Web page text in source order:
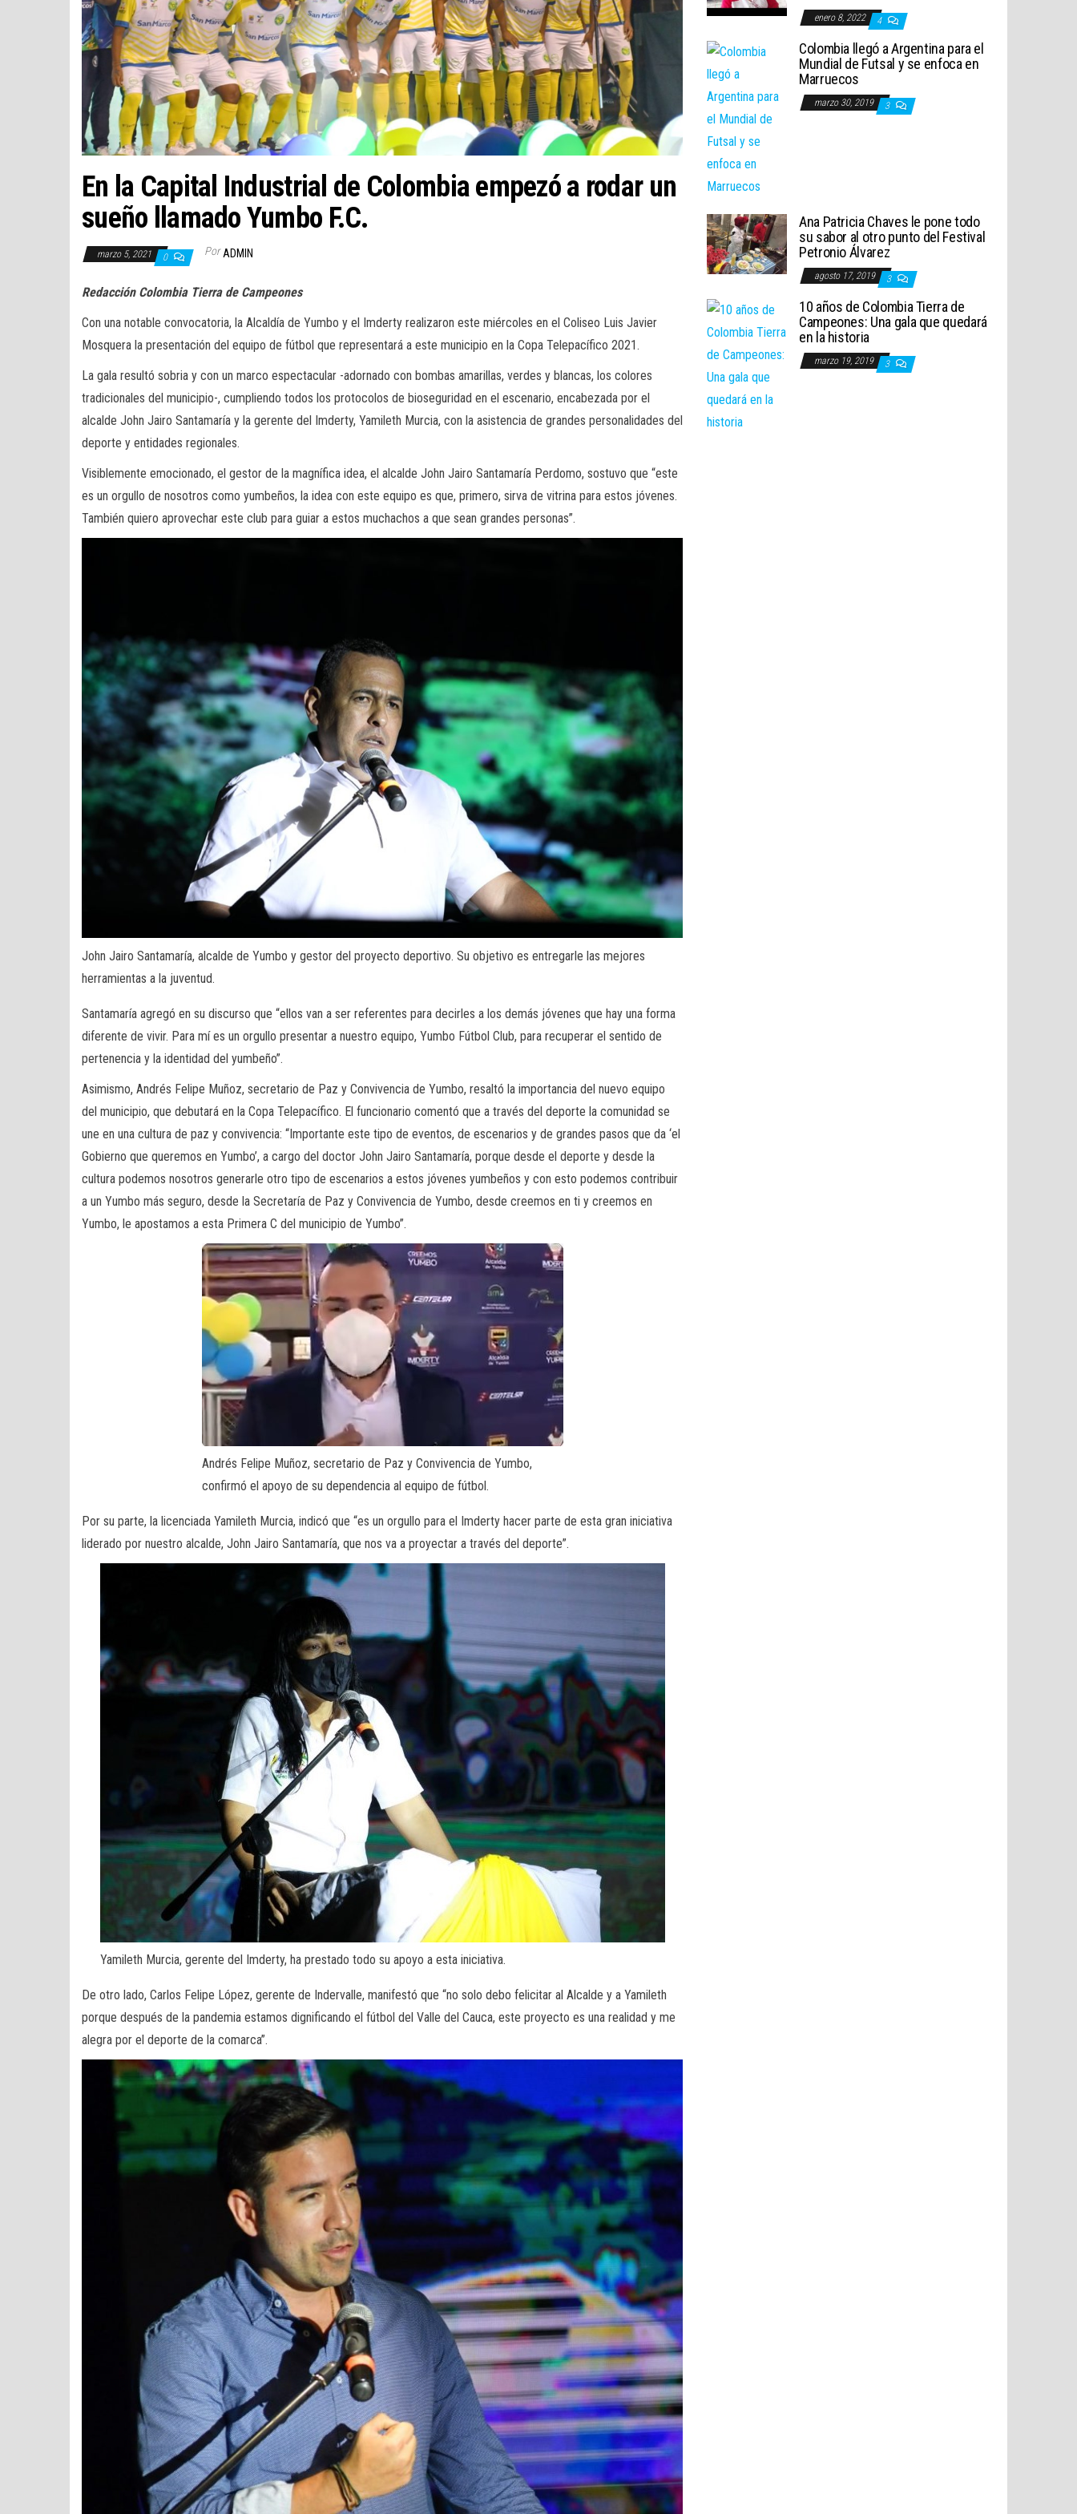
En la Capital Industrial de Colombia empezó a rodar un
sueño llamado Yumbo F.C.
marzo 5, 2021 0 Por ADMIN
Redacción Colombia Tierra de Campeones
Con una notable convocatoria, la Alcaldía de Yumbo y el Imderty realizaron este miércoles en el Coliseo Luis Javier
Mosquera la presentación del equipo de fútbol que representará a este municipio en la Copa Telepacífico 2021.
La gala resultó sobria y con un marco espectacular -adornado con bombas amarillas, verdes y blancas, los colores
tradicionales del municipio-, cumpliendo todos los protocolos de bioseguridad en el escenario, encabezada por el
alcalde John Jairo Santamaría y la gerente del Imderty, Yamileth Murcia, con la asistencia de grandes personalidades del
deporte y entidades regionales.
Visiblemente emocionado, el gestor de la magnífica idea, el alcalde John Jairo Santamaría Perdomo, sostuvo que “este
es un orgullo de nosotros como yumbeños, la idea con este equipo es que, primero, sirva de vitrina para estos jóvenes.
También quiero aprovechar este club para guiar a estos muchachos a que sean grandes personas”.
John Jairo Santamaría, alcalde de Yumbo y gestor del proyecto deportivo. Su objetivo es entregarle las mejores
herramientas a la juventud.
Santamaría agregó en su discurso que “ellos van a ser referentes para decirles a los demás jóvenes que hay una forma
diferente de vivir. Para mí es un orgullo presentar a nuestro equipo, Yumbo Fútbol Club, para recuperar el sentido de
pertenencia y la identidad del yumbeño”.
Asimismo, Andrés Felipe Muñoz, secretario de Paz y Convivencia de Yumbo, resaltó la importancia del nuevo equipo
del municipio, que debutará en la Copa Telepacífico. El funcionario comentó que a través del deporte la comunidad se
une en una cultura de paz y convivencia: “Importante este tipo de eventos, de escenarios y de grandes pasos que da ‘el
Gobierno que queremos en Yumbo’, a cargo del doctor John Jairo Santamaría, porque desde el deporte y desde la
cultura podemos nosotros generarle otro tipo de escenarios a estos jóvenes yumbeños y con esto podemos contribuir
a un Yumbo más seguro, desde la Secretaría de Paz y Convivencia de Yumbo, desde creemos en ti y creemos en
Yumbo, le apostamos a esta Primera C del municipio de Yumbo”.
Andrés Felipe Muñoz, secretario de Paz y Convivencia de Yumbo,
confirmó el apoyo de su dependencia al equipo de fútbol.
Por su parte, la licenciada Yamileth Murcia, indicó que “es un orgullo para el Imderty hacer parte de esta gran iniciativa
liderado por nuestro alcalde, John Jairo Santamaría, que nos va a proyectar a través del deporte”.
Yamileth Murcia, gerente del Imderty, ha prestado todo su apoyo a esta iniciativa.
De otro lado, Carlos Felipe López, gerente de Indervalle, manifestó que “no solo debo felicitar al Alcalde y a Yamileth
porque después de la pandemia estamos dignificando el fútbol del Valle del Cauca, este proyecto es una realidad y me
alegra por el deporte de la comarca”.
enero 8, 2022 4
Colombia llegó a Argentina para el
Mundial de Futsal y se enfoca en
Marruecos
marzo 30, 2019 3
Ana Patricia Chaves le pone todo
su sabor al otro punto del Festival
Petronio Álvarez
agosto 17, 2019 3
10 años de Colombia Tierra de
Campeones: Una gala que quedará
en la historia
marzo 19, 2019 3